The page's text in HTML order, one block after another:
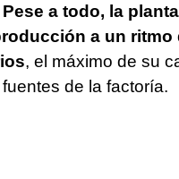
Pese a todo, la
a un ritmo
, el máximo de su
de la factoría.